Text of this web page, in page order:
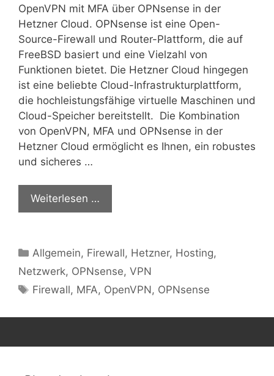
OpenVPN mit MFA über OPNsense in der
Hetzner Cloud. OPNsense ist eine Open-
Source-Firewall und Router-Plattform, die auf
FreeBSD basiert und eine Vielzahl von
Funktionen bietet. Die Hetzner Cloud hingegen
ist eine beliebte Cloud-Infrastrukturplattform,
die hochleistungsfähige virtuelle Maschinen und
Cloud-Speicher bereitstellt. Die Kombination
von OpenVPN, MFA und OPNsense in der
Hetzner Cloud ermöglicht es Ihnen, ein robustes
und sicheres …
Weiterlesen …
Kategorien
Allgemein, Firewall, Hetzner, Hosting,
Netzwerk, OPNsense, VPN
Schlagwörter
Firewall, MFA, OpenVPN, OPNsense